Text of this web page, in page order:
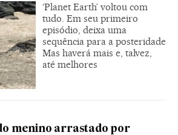
‘Planet Earth’ voltou com
tudo. Em seu primeiro
episódio, deixa uma
sequência para a posteridade
Mas haverá mais e, talvez,
até melhores
menino arrastado por